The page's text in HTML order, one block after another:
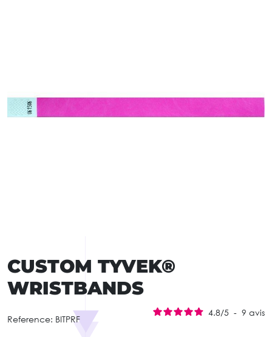
CUSTOM TYVEK®
WRISTBANDS
Reference: BITPRF
4.8/5 - 9 avis